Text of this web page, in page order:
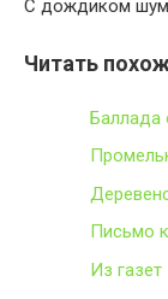
С дождиком
Читать
Баллада
Письмо
Из газет